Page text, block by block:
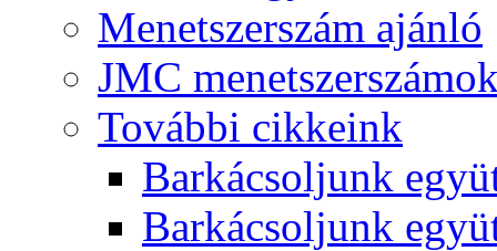
Menetszerszám ajánló
JMC
További cikkeink
Barkácsoljunk
Barkácsoljunk